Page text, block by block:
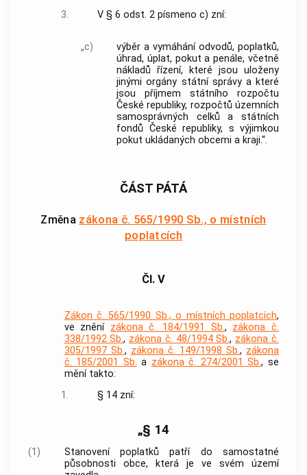
3.
V § 6 odst. 2 písmeno c) zní:
„c)
výběr a vymáhání odvodů, poplatků,
úhrad, úplat, pokut a penále, včetně
nákladů řízení, které jsou uloženy
jinými orgány státní správy a které
jsou příjmem státního rozpočtu
České republiky, rozpočtů územních
samosprávných celků a státních
fondů České republiky, s výjimkou
pokut ukládaných obcemi a kraji.“.
ČÁST PÁTÁ
Změna zákona č. 565/1990 Sb., o místních
poplatcích
Čl. V
Zákon č. 565/1990 Sb., o místních poplatcích,
ve znění zákona č. 184/1991 Sb., zákona č.
338/1992 Sb., zákona č. 48/1994 Sb., zákona č.
305/1997 Sb., zákona č. 149/1998 Sb., zákona
č. 185/2001 Sb. a zákona č. 274/2001 Sb., se
mění takto:
1.
§ 14 zní:
„§ 14
(1)
Stanovení poplatků patří do samostatné
působnosti obce, která je ve svém území